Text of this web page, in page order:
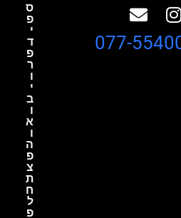
ס
פ
י
ד
פ
ר
ו
י
ב
ו
א
ו
ה
פ
צ
ת
ח
ל
פ